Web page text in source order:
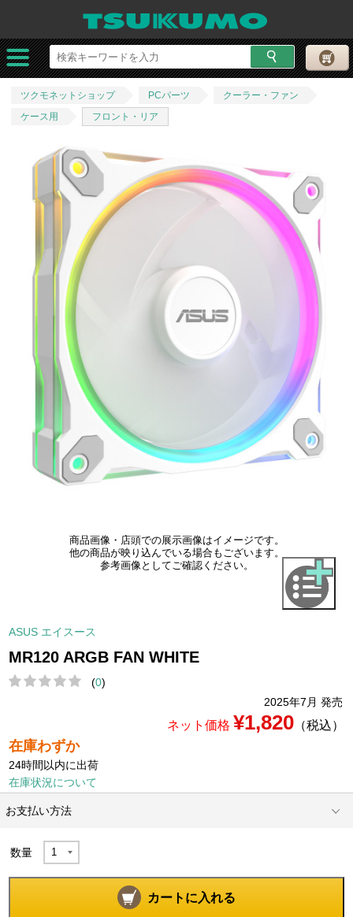
ツクモネットショップ PCパーツ
クーラー・ファン
ケース用
フロント・リア
商品画像・店頭での展示画像はイメージです。
他の商品が映り込んでいる場合もございます。
参考画像としてご確認ください。
ASUS エイスース
MR120 ARGB FAN WHITE
(0)
2025年7月 発売
ネット価格 ¥1,820（税込）
在庫わずか
24時間以内に出荷
在庫状況について
お支払い方法
数量
カートに入れる